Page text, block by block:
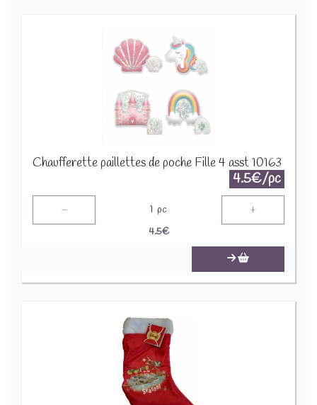
Chaufferette paillettes de poche Fille 4 asst 10163
4.5€/pc
- 1 pc +
4.5€